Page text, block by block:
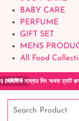
BABY CARE
PERFUME
GIFT SET
MENS
All Food
NEWSঅথবা চ্যাট বক্স এ